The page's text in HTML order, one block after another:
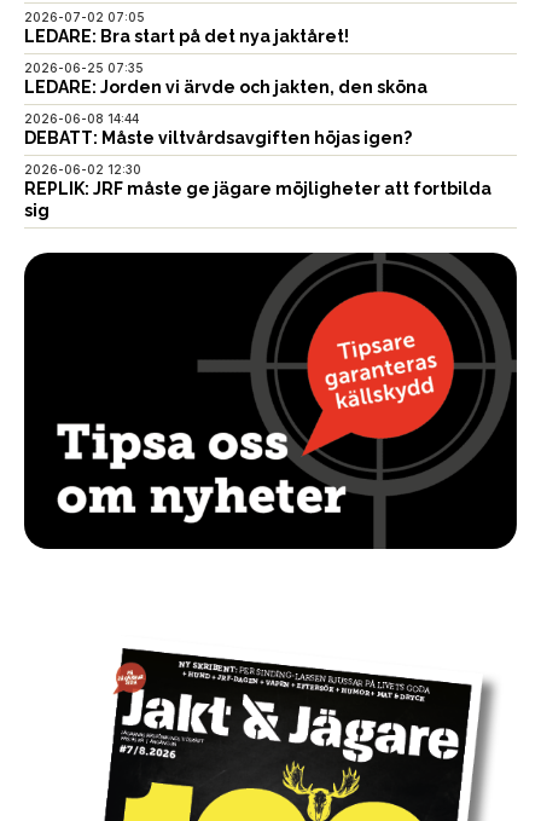
2026-07-02 07:05
LEDARE: Bra start på det nya jaktåret!
2026-06-25 07:35
LEDARE: Jorden vi ärvde och jakten, den sköna
2026-06-08 14:44
DEBATT: Måste viltvårdsavgiften höjas igen?
2026-06-02 12:30
REPLIK: JRF måste ge jägare möjligheter att fortbilda
sig